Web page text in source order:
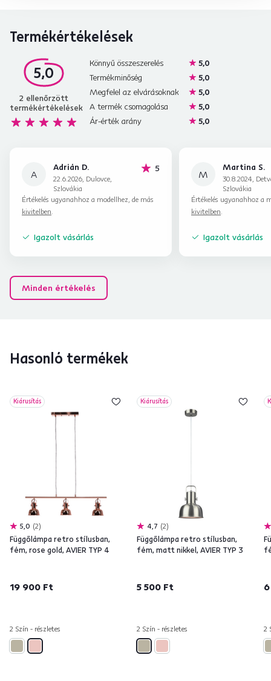
Termékértékelések
5,0
2 ellenőrzött
termékértékelések
Könnyű összeszerelés
5,0
Termékminőség
5,0
Megfelel az elvárásoknak
5,0
A termék csomagolása
5,0
Ár-érték arány
5,0
A
Adrián D.
22.6.2026, Dulovce,
Szlovákia
5hviezdičiek
Értékelés ugyanahhoz a modellhez, de más
kivitelben.
Igazolt vásárlás
M
Martina S.
30.8.2024,
Szlovákia
Értékelés ugyanahhoz a
kivitelben.
Igazolt vásárlás
Minden értékelés
Hasonló termékek
Kiárusítás
5,0 2
Függőlámpa retro stílusban,
fém, rose gold, AVIER TYP 4
19 900 Ft
2 Szín - részletes
Kiárusítás
4,7 2
Függőlámpa retro stílusban,
fém, matt nikkel, AVIER TYP 3
5 500 Ft
2 Szín - részletes 2